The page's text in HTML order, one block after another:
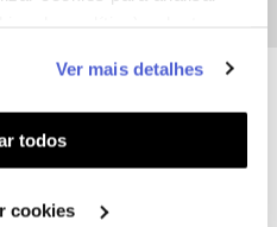
personalização e
aos seus interesses
Pode gerir a
em "Configurar
Ver mais detalhes
todos
cookies